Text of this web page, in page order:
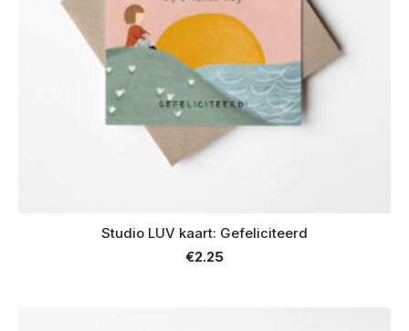
Studio LUV kaart: Gefeliciteerd
€2.25